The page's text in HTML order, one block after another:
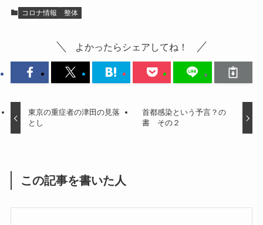
コロナ情報 整体
よかったらシェアしてね！
東京の重症者の津田の見落
とし
首都感染という予言？の
書 その２
この記事を書いた人